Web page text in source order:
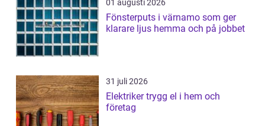
01 augusti 2026
Fönsterputs i värnamo som ger
klarare ljus hemma och på jobbet
31 juli 2026
Elektriker trygg el i hem och
företag